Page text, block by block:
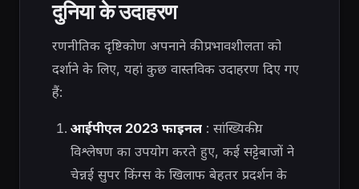
दुनिया के उदाहरण
रणनीतिक दृष्टिकोण अपनाने की प्रभावशीलता को
दर्शाने के लिए, यहां कुछ वास्तविक उदाहरण दिए गए
हैं:
आईपीएल 2023 फाइनल: सांख्यिकीय
विश्लेषण का उपयोग करते हुए, कई सट्टेबाजों ने
चेन्नई सुपर किंग्स के खिलाफ बेहतर प्रदर्शन के